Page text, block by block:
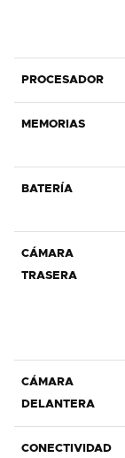
PROCESADOR
MEMORIAS
BATERÍA
CÁMARA
TRASERA
CÁMARA
DELANTERA
CONECTIVIDAD